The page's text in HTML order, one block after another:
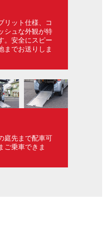
リット仕様、コ
シュな外観が特
。安全にスピー
までお送りしま
庭先まで配車可
ご乗車できま